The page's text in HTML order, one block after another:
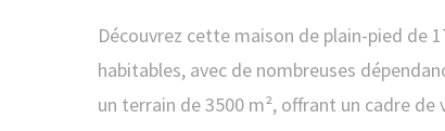
Découvrez cette maison de plain-pied de
habitables, avec de nombreuses
un terrain de 3500 m², offrant un cadre de